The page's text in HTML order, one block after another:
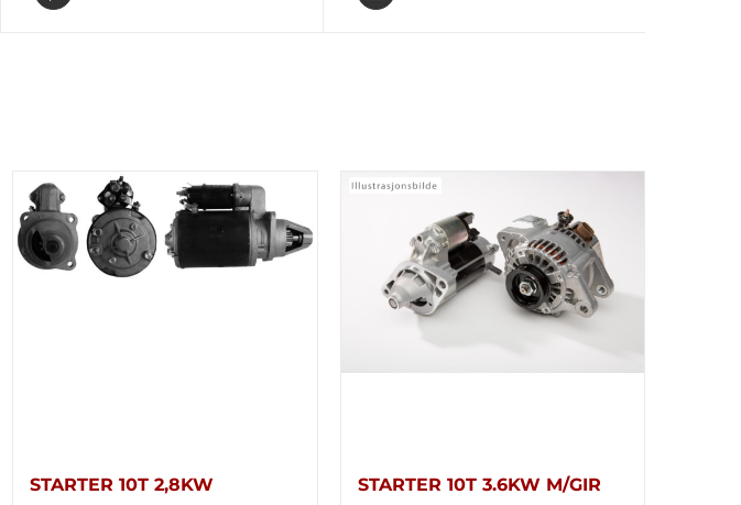
STARTER 10T 2,8KW STARTER 10T 3.6KW M/GIR